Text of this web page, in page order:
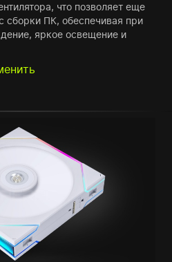
что позволяет еще
сборки ПК, обеспечивая при
яркое освещение и